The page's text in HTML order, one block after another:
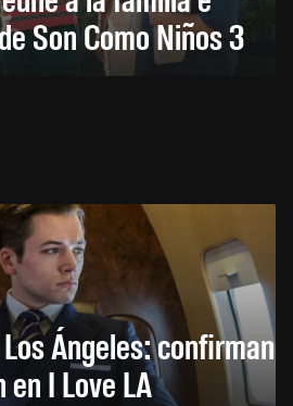
Son Como Niños 3
Ángeles: confirman
en I Love LA